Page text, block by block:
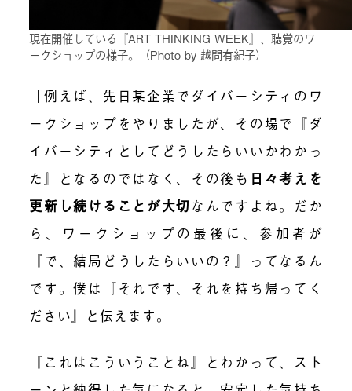
現在開催している『ART THINKING WEEK』、聴覚のワ
ークショップの様子。（Photo by 越間有紀子）
「例えば、先日某企業でダイバーシティのワ
ークショップをやりましたが、その場で『ダ
イバーシティとしてどうしたらいいかわかっ
た』となるのではなく、その後も 日々考えを
更新し続けることが大切 なんですよね。だか
ら、ワークショップの最後に、参加者が
『で、結局どうしたらいいの？』ってなるん
です。僕は『それです、それを持ち帰ってく
ださい』と伝えます。
『これはこういうことね』とわかって、スト